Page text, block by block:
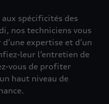
spécificités des
nos techniciens vous
expertise et d’un
leur l’entretien de
vous de profiter
haut niveau de